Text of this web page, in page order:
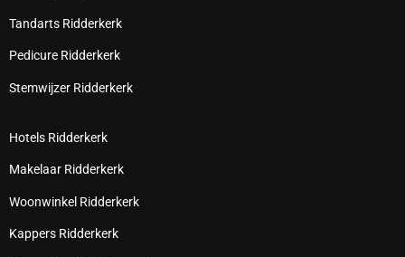
Tandarts Ridderkerk
Pedicure Ridderkerk
Stemwijzer Ridderkerk
Hotels Ridderkerk
Makelaar Ridderkerk
Woonwinkel Ridderkerk
Kappers Ridderkerk